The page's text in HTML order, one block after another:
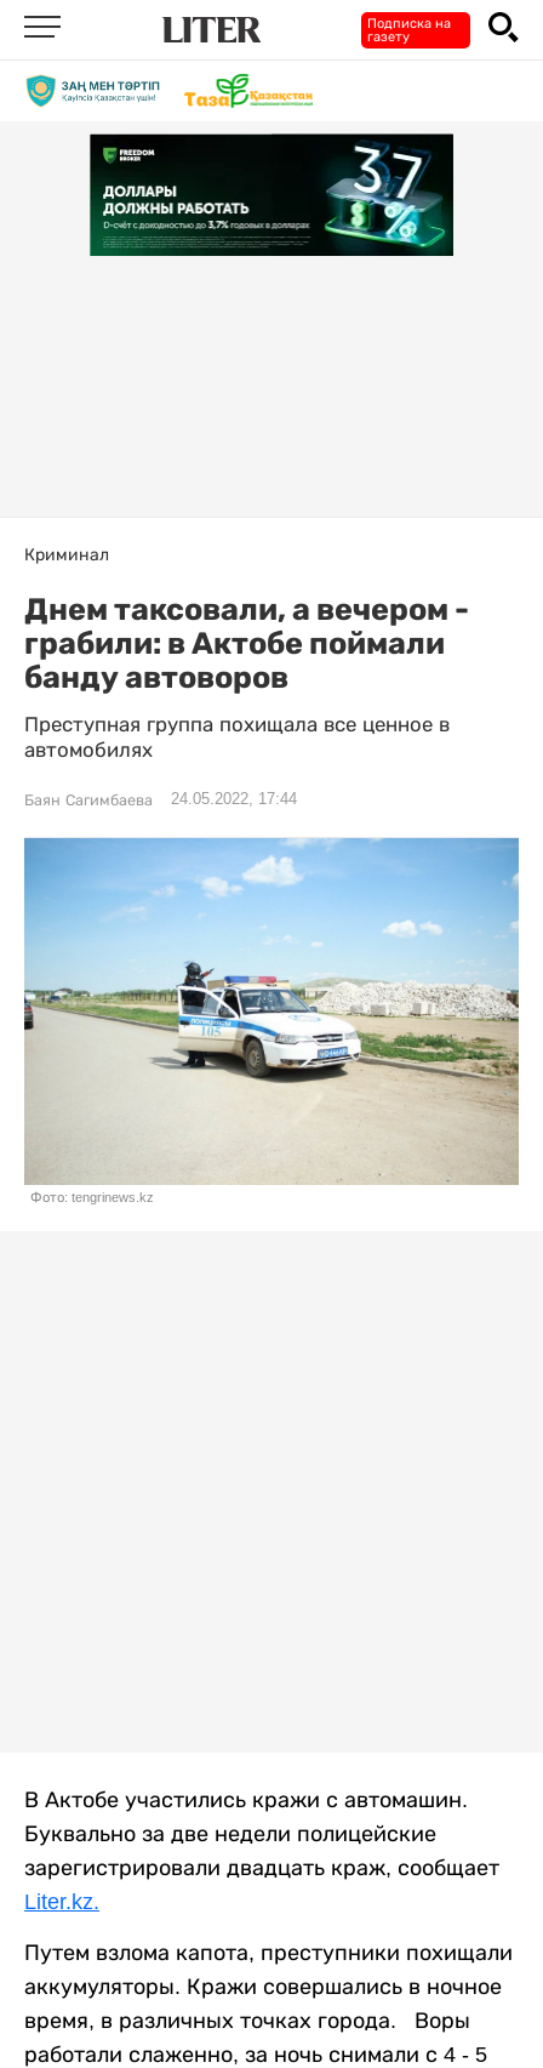
Подписка на
газету
Криминал
Днем таксовали, а вечером -
грабили: в Актобе поймали
банду автоворов
Преступная группа похищала все ценное в
автомобилях
Баян Сагимбаева 24.05.2022, 17:44
Фото: tengrinews.kz
В Актобе участились кражи с автомашин.
Буквально за две недели полицейские
зарегистрировали двадцать краж, сообщает
Liter.kz.
Путем взлома капота, преступники похищали
аккумуляторы. Кражи совершались в ночное
время, в различных точках города. Воры
работали слаженно, за ночь снимали с 4 - 5